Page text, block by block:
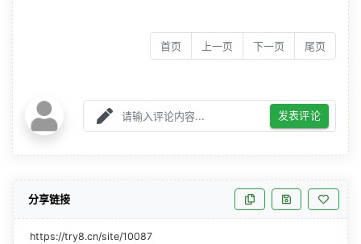
首页 上一页 下一页 尾页
发表评论
分享链接
https://try8.cn/site/10087